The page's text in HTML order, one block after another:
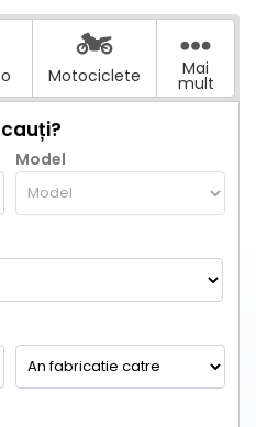
Motociclete Mai
mult
Model